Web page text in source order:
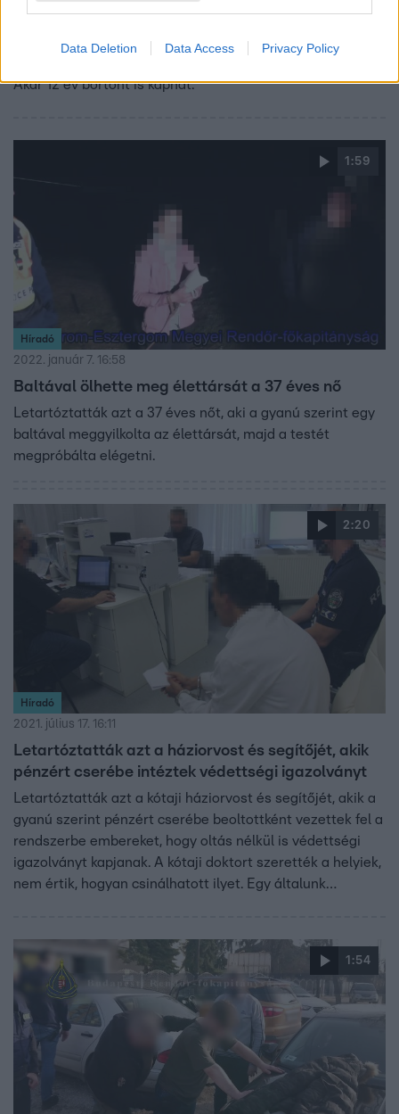
Data Deletion Data Access Privacy Policy
Letartóztatták Újszentiván polgármesterét
Akár 12 év börtönt is kaphat.
1:59
Híradó
2022. január 7. 16:58
Baltával ölhette meg élettársát a 37 éves nő
Letartóztatták azt a 37 éves nőt, aki a gyanú szerint egy
baltával meggyilkolta az élettársát, majd a testét
megpróbálta elégetni.
2:20
Híradó
2021. július 17. 16:11
Letartóztatták azt a háziorvost és segítőjét, akik
pénzért cserébe intéztek védettségi igazolványt
Letartóztatták azt a kótaji háziorvost és segítőjét, akik a
gyanú szerint pénzért cserébe beoltottként vezettek fel a
rendszerbe embereket, hogy oltás nélkül is védettségi
igazolványt kapjanak. A kótaji doktort szerették a helyiek,
nem értik, hogyan csinálhatott ilyet. Egy általunk
1:54